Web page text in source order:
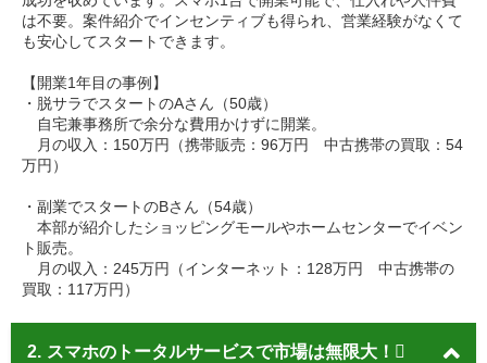
は不要。案件紹介でインセンティブも得られ、営業経験がなくて
も安心してスタートできます。
【開業1年目の事例】
・脱サラでスタートのAさん（50歳）
自宅兼事務所で余分な費用かけずに開業。
月の収入：150万円（携帯販売：96万円 中古携帯の買取：54
万円）
・副業でスタートのBさん（54歳）
本部が紹介したショッピングモールやホームセンターでイベン
ト販売。
月の収入：245万円（インターネット：128万円 中古携帯の
買取：117万円）
2. スマホのトータルサービスで市場は無限大！